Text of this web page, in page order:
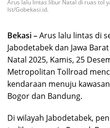
Arus lalu lintas libur Natal di ruas tol
Ist/Gobekasi.id.
Bekasi –Arus lalu lintas di
Jabodetabek dan Jawa
Natal 2025, Kamis, 25
Metropolitan Tollroad
kendaraan menuju
Bogor dan Bandung.
Di wilayah Jabodetabek,